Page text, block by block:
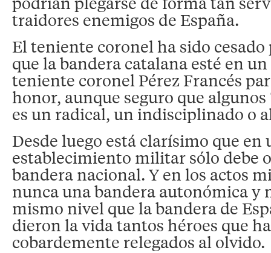
traidores enemigos de España.
El teniente coronel ha sido cesado
que la bandera catalana esté en
teniente coronel Pérez Francés
honor, aunque seguro que
es un radical, un indisciplinado o
Desde luego está clarísimo que en
establecimiento militar sólo debe
bandera nacional. Y en los actos
nunca una bandera autonómica y
mismo nivel que la bandera de
dieron la vida tantos héroes que
cobardemente relegados al olvido.